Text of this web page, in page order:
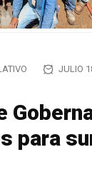
JULIO
para